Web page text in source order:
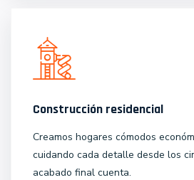
Construcción residencial
Creamos hogares cómodos
cuidando cada detalle desde los
acabado final cuenta.